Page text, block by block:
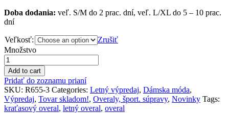
Doba dodania: veľ. S/M do 2 prac. dní, veľ. L/XL do 5 – 10 prac.
dní
Veľkosť:
Zrušiť
Množstvo
Add to cart
Pridať do zoznamu prianí
SKU: R655-3 Categories: Letný výpredaj, Dámska móda,
Výpredaj, Tovar skladom!, Overaly, šport. súpravy, Novinky Tags:
kraťasový overal, letný overal, overal